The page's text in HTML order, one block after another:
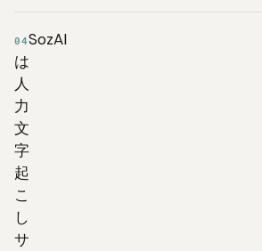
04SozAI
は
人
力
文
字
起
こ
し
サ